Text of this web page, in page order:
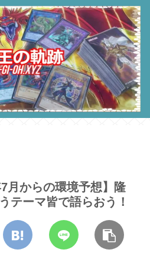
7月からの環境予想】隆
テーマ皆で語らおう！